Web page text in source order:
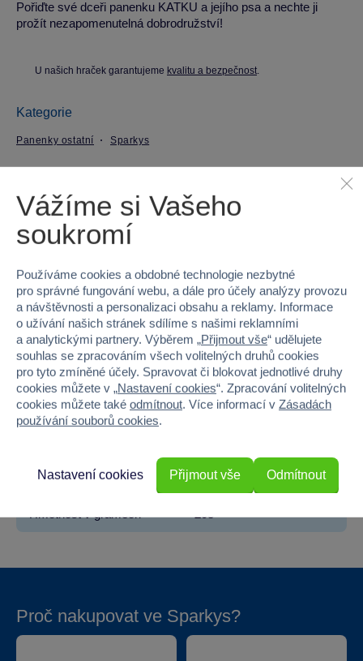
Pořiďte své dceři panenku KATKU a jejího psa a nechte ji
prožít nezapomenutelná dobrodružství!
U našich hraček garantujeme kvalitu a bezpečnost.
Kategorie
Panenky ostatní Sparkys
EAN
Značka Sparkys
Věk od
Pohlaví HOLKA
Šířka 4.4
Hloubka 6.8
Hmotnost v gramech 208
Proč nakupovat ve Sparkys?
Vážíme si Vašeho
soukromí
Používáme cookies a obdobné technologie nezbytné
pro správné fungování webu, a dále pro účely analýzy provozu
a návštěvnosti a personalizaci obsahu a reklamy. Informace
o užívání našich stránek sdílíme s našimi reklamními
a analytickými partnery. Výběrem „Přijmout vše“ udělujete
souhlas se zpracováním všech volitelných druhů cookies
pro tyto zmíněné účely. Spravovat či blokovat jednotlivé druhy
cookies můžete v „Nastavení cookies“. Zpracování volitelných
cookies můžete také odmítnout. Více informací v Zásadách
používání souborů cookies.
Odmítnout
Nastavení cookies Přijmout vše